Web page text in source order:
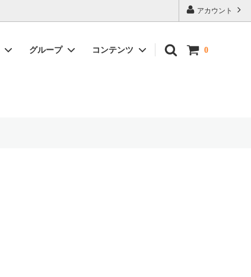
アカウント
0
グループ コンテンツ